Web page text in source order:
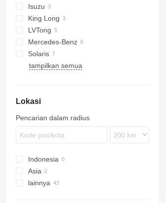
Isuzu
Erga
King Long
XMQ
LVTong
Mercedes-Benz
Citaro
Solaris
Urbino
tampilkan semua
Lokasi
Pencarian dalam radius
Indonesia
Asia
Jepang
lainnya